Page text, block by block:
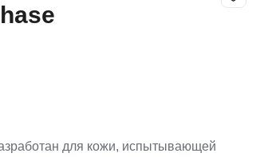
для кожи, испытывающей